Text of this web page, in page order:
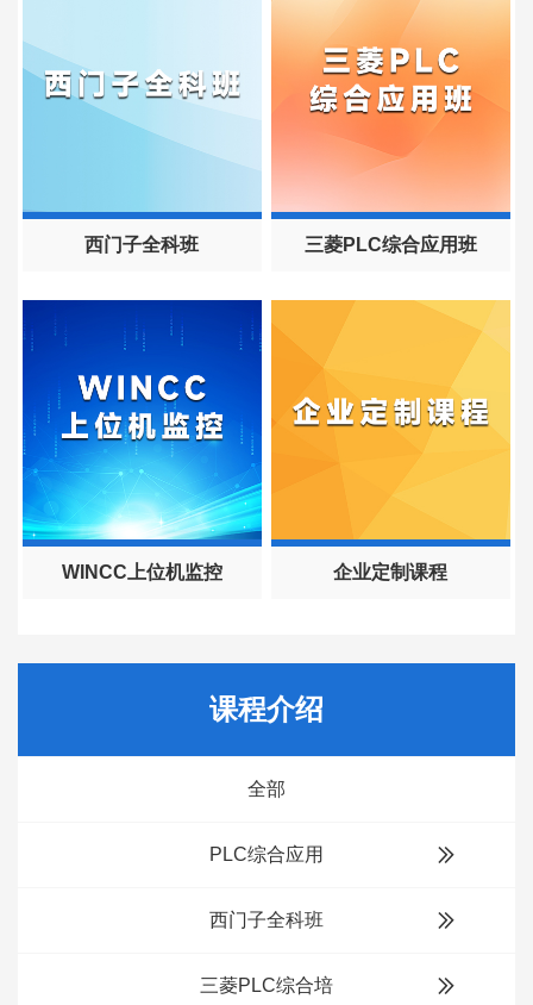
课程介绍
全部
PLC综合应用
西门子全科班
三菱PLC综合培
西门子全科班 三菱PLC综合应用班
WINCC上位机监控 企业定制课程